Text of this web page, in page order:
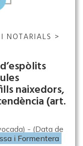
NOTARIALS >
naixedors,
(art.
- (Data de
i Formentera